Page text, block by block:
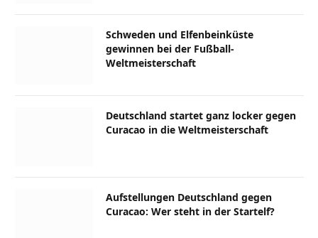
Schweden und Elfenbeinküste
gewinnen bei der Fußball-
Weltmeisterschaft
Deutschland startet ganz locker gegen
Curacao in die Weltmeisterschaft
Aufstellungen Deutschland gegen
Curacao: Wer steht in der Startelf?